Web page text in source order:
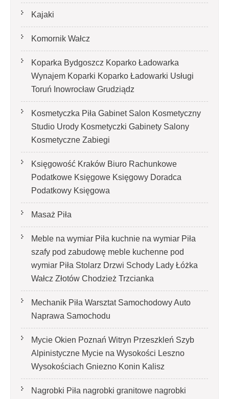
Kajaki
Komornik Wałcz
Koparka Bydgoszcz Koparko Ładowarka
Wynajem Koparki Koparko Ładowarki Usługi
Toruń Inowrocław Grudziądz
Kosmetyczka Piła Gabinet Salon Kosmetyczny
Studio Urody Kosmetyczki Gabinety Salony
Kosmetyczne Zabiegi
Księgowość Kraków Biuro Rachunkowe
Podatkowe Księgowe Księgowy Doradca
Podatkowy Księgowa
Masaż Piła
Meble na wymiar Piła kuchnie na wymiar Piła
szafy pod zabudowę meble kuchenne pod
wymiar Piła Stolarz Drzwi Schody Lady Łóżka
Wałcz Złotów Chodzież Trzcianka
Mechanik Piła Warsztat Samochodowy Auto
Naprawa Samochodu
Mycie Okien Poznań Witryn Przeszkleń Szyb
Alpinistyczne Mycie na Wysokości Leszno
Wysokościach Gniezno Konin Kalisz
Nagrobki Piła nagrobki granitowe nagrobki